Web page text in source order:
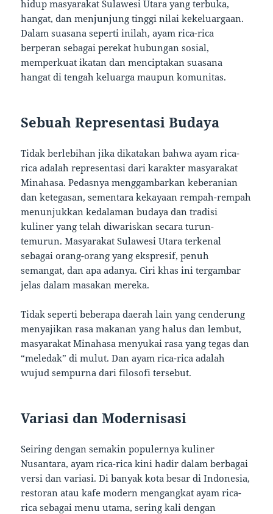
hidup masyarakat Sulawesi Utara yang terbuka,
hangat, dan menjunjung tinggi nilai kekeluargaan.
Dalam suasana seperti inilah, ayam rica-rica
berperan sebagai perekat hubungan sosial,
memperkuat ikatan dan menciptakan suasana
hangat di tengah keluarga maupun komunitas.
Sebuah Representasi Budaya
Tidak berlebihan jika dikatakan bahwa ayam rica-
rica adalah representasi dari karakter masyarakat
Minahasa. Pedasnya menggambarkan keberanian
dan ketegasan, sementara kekayaan rempah-rempah
menunjukkan kedalaman budaya dan tradisi
kuliner yang telah diwariskan secara turun-
temurun. Masyarakat Sulawesi Utara terkenal
sebagai orang-orang yang ekspresif, penuh
semangat, dan apa adanya. Ciri khas ini tergambar
jelas dalam masakan mereka.
Tidak seperti beberapa daerah lain yang cenderung
menyajikan rasa makanan yang halus dan lembut,
masyarakat Minahasa menyukai rasa yang tegas dan
“meledak” di mulut. Dan ayam rica-rica adalah
wujud sempurna dari filosofi tersebut.
Variasi dan Modernisasi
Seiring dengan semakin populernya kuliner
Nusantara, ayam rica-rica kini hadir dalam berbagai
versi dan variasi. Di banyak kota besar di Indonesia,
restoran atau kafe modern mengangkat ayam rica-
rica sebagai menu utama, sering kali dengan